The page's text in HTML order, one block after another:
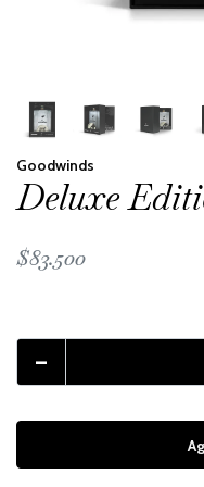
Goodwinds
Deluxe
$83.500
-